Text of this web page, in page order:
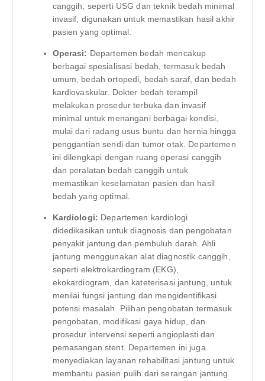
canggih, seperti USG dan teknik bedah minimal
invasif, digunakan untuk memastikan hasil akhir
pasien yang optimal.
Operasi: Departemen bedah mencakup
berbagai spesialisasi bedah, termasuk bedah
umum, bedah ortopedi, bedah saraf, dan bedah
kardiovaskular. Dokter bedah terampil
melakukan prosedur terbuka dan invasif
minimal untuk menangani berbagai kondisi,
mulai dari radang usus buntu dan hernia hingga
penggantian sendi dan tumor otak. Departemen
ini dilengkapi dengan ruang operasi canggih
dan peralatan bedah canggih untuk
memastikan keselamatan pasien dan hasil
bedah yang optimal.
Kardiologi: Departemen kardiologi
didedikasikan untuk diagnosis dan pengobatan
penyakit jantung dan pembuluh darah. Ahli
jantung menggunakan alat diagnostik canggih,
seperti elektrokardiogram (EKG),
ekokardiogram, dan kateterisasi jantung, untuk
menilai fungsi jantung dan mengidentifikasi
potensi masalah. Pilihan pengobatan termasuk
pengobatan, modifikasi gaya hidup, dan
prosedur intervensi seperti angioplasti dan
pemasangan stent. Departemen ini juga
menyediakan layanan rehabilitasi jantung untuk
membantu pasien pulih dari serangan jantung